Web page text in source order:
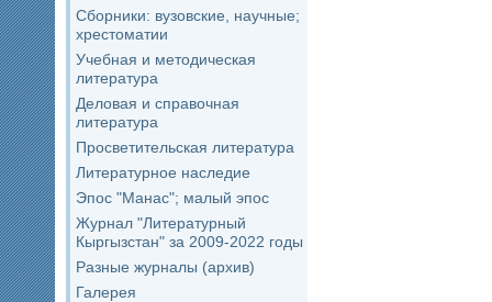
Сборники: вузовские, научные;
хрестоматии
Учебная и методическая
литература
Деловая и справочная
литература
Просветительская литература
Литературное наследие
Эпос "Манас"; малый эпос
Журнал "Литературный
Кыргызстан" за 2009-2022 годы
Разные журналы (архив)
Галерея